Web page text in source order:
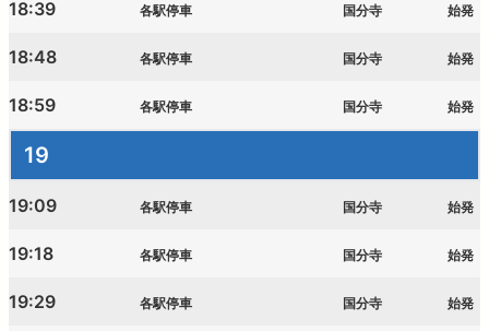
18:39 各駅停車 国分寺 始発
18:48 各駅停車 国分寺 始発
18:59 各駅停車 国分寺 始発
19
19:09 各駅停車 国分寺 始発
19:18 各駅停車 国分寺 始発
19:29 各駅停車 国分寺 始発